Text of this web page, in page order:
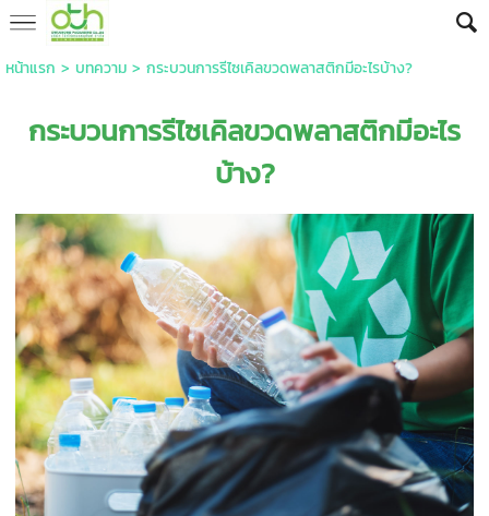
หน้าแรก > บทความ> กระบวนการรีไซเคิลขวดพลาสติกมีอะไรบ้าง?
กระบวนการรีไซเคิลขวดพลาสติกมีอะไร
บ้าง?